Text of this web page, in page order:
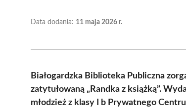
Data dodania: 11 maja 2026 r.
Białogardzka Biblioteka Publiczna
zatytułowaną „Randka z książką”.
młodzież z klasy I b Prywatnego